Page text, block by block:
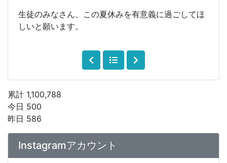
累計 1,100,788
今日 500
昨日 586
Instagramアカウント
生徒のみなさん、この夏休みを有意義に過ごしてほ
しいと願います。